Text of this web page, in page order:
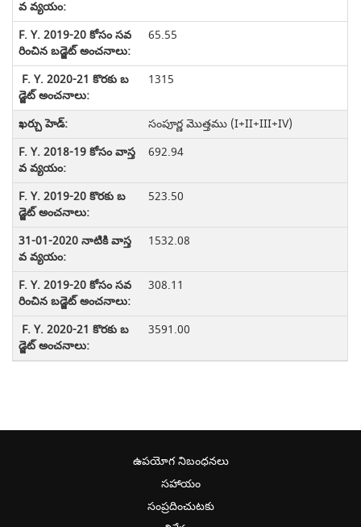
65.55
1315
సంపూర్ణ మొత్తము (I+II+III+IV)
692.94
523.50
1532.08
308.11
3591.00
ఉపయోగ నిబంధనలు
సహాయం
సంప్రదించుటకు